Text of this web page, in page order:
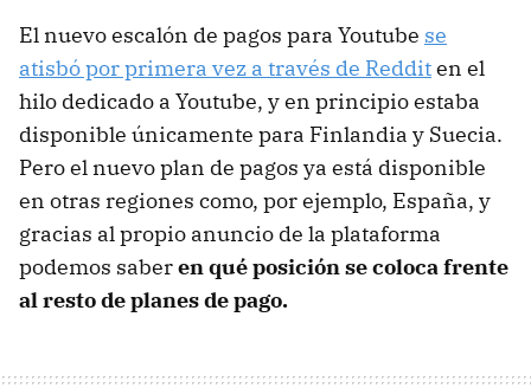
El nuevo escalón de pagos para Youtube se
atisbó por primera vez a través de Redditen el
hilo dedicado a Youtube, y en principio estaba
disponible únicamente para Finlandia y Suecia.
Pero el nuevo plan de pagos ya está disponible
en otras regiones como, por ejemplo, España, y
gracias al propio anuncio de la plataforma
podemos saberen qué posición se coloca frente
al resto de planes de pago.